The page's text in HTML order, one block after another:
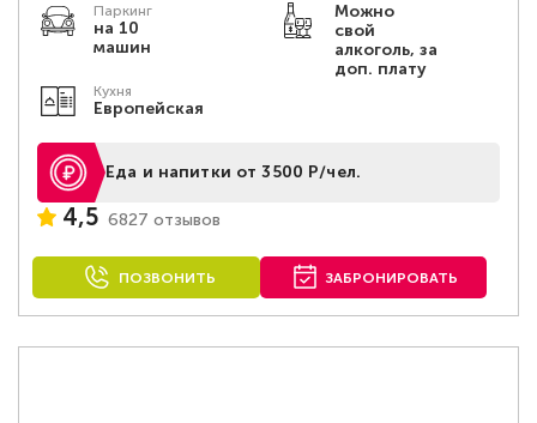
Паркинг
на 10
машин
Можно
свой
алкоголь, за
доп. плату
Кухня
Европейская
Еда и напитки от 3500 Р/чел.
4,5 6827 отзывов
ПОЗВОНИТЬ ЗАБРОНИРОВАТЬ